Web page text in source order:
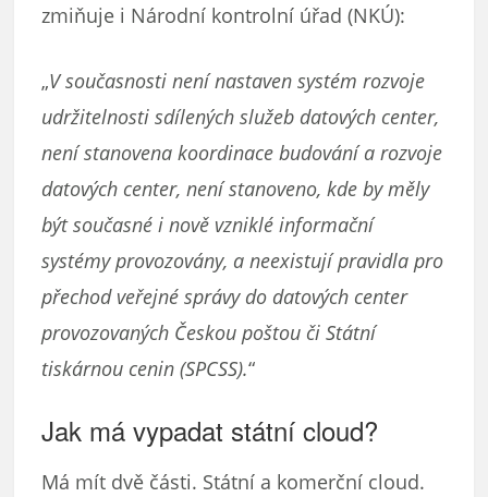
zmiňuje i Národní kontrolní úřad (NKÚ):
„V současnosti není nastaven systém rozvoje
udržitelnosti sdílených služeb datových center,
není stanovena koordinace budování a rozvoje
datových center, není stanoveno, kde by měly
být současné i nově vzniklé informační
systémy provozovány, a neexistují pravidla pro
přechod veřejné správy do datových center
provozovaných Českou poštou či Státní
tiskárnou cenin (SPCSS).“
Jak má vypadat státní cloud?
Má mít dvě části. Státní a komerční cloud.